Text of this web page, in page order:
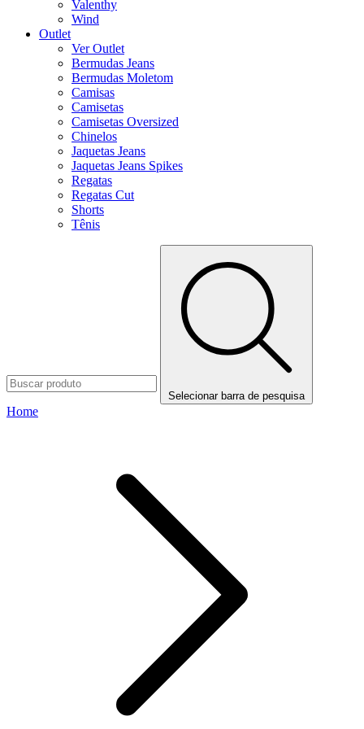
Valenthy
Wind
Outlet
Ver Outlet
Bermudas Jeans
Bermudas Moletom
Camisas
Camisetas
Camisetas Oversized
Chinelos
Jaquetas Jeans
Jaquetas Jeans Spikes
Regatas
Regatas Cut
Shorts
Tênis
Selecionar barra de pesquisa
Home